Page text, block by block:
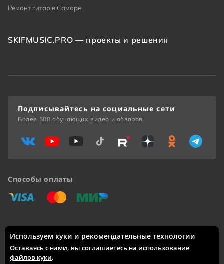
Ремонт гитар в Самаре
SKIFMUSIC.PRO — проекты и решения
Доставка по России: Москва, Санкт-Петербург, Новосибирск,
Екатеринбург, Казань, Нижний Новгород, Челябинск,
Красноярск, Самара, Уфа, Ростов-на-Дону, Омск, Краснодар,
Воронеж, Волгоград, Пермь и другие города.
Способы оплаты
«Виза» «Мастеркард»
«Мир»
Подписывайтесь на социальные сети
Более 500 обучающих видео и обзоров
Используем куки и рекомендательные технологии
Оставаясь с нами, вы соглашаетесь на использование
файлов куки.